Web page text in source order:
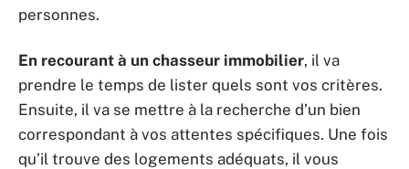
personnes.
En recourant à un chasseur immobilier, il va
prendre le temps de lister quels sont vos critères.
Ensuite, il va se mettre à la recherche d’un bien
correspondant à vos attentes spécifiques. Une fois
qu’il trouve des logements adéquats, il vous